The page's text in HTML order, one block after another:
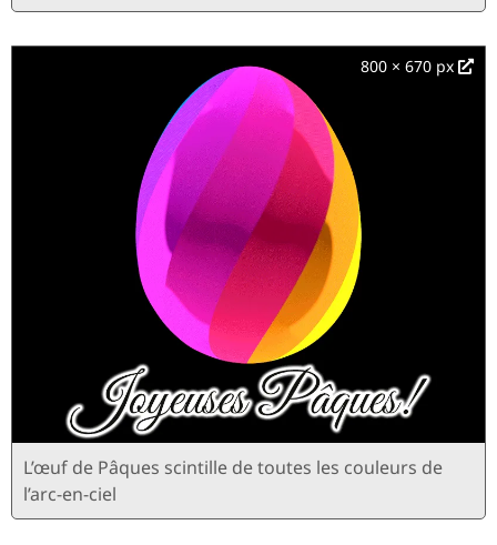
800 × 670 px
L’œuf de Pâques scintille de toutes les couleurs de
l’arc-en-ciel